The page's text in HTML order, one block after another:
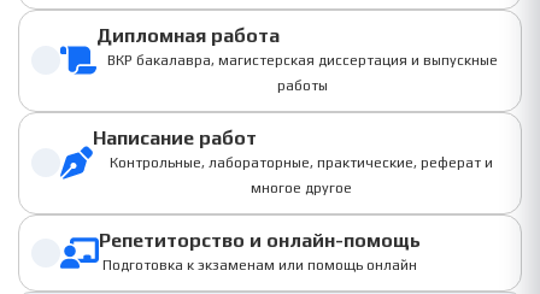
Дипломная работа
ВКР бакалавра, магистерская диссертация и выпускные
работы
Написание работ
Контрольные, лабораторные, практические, реферат и
многое другое
Репетиторство и онлайн-помощь
Подготовка к экзаменам или помощь онлайн